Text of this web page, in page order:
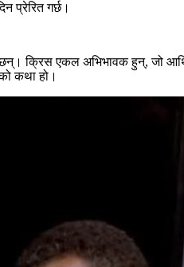
प्रेरित गर्छ।
छन्। क्रिस एकल अभिभावक हुन्, जो
कथा हो।